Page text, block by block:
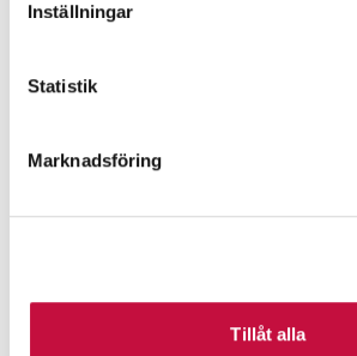
Inställningar
Statistik
Marknadsföring
Tillåt alla